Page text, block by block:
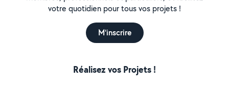
votre quotidien pour tous vos projets !
M'inscrire
Réalisez vos Projets !